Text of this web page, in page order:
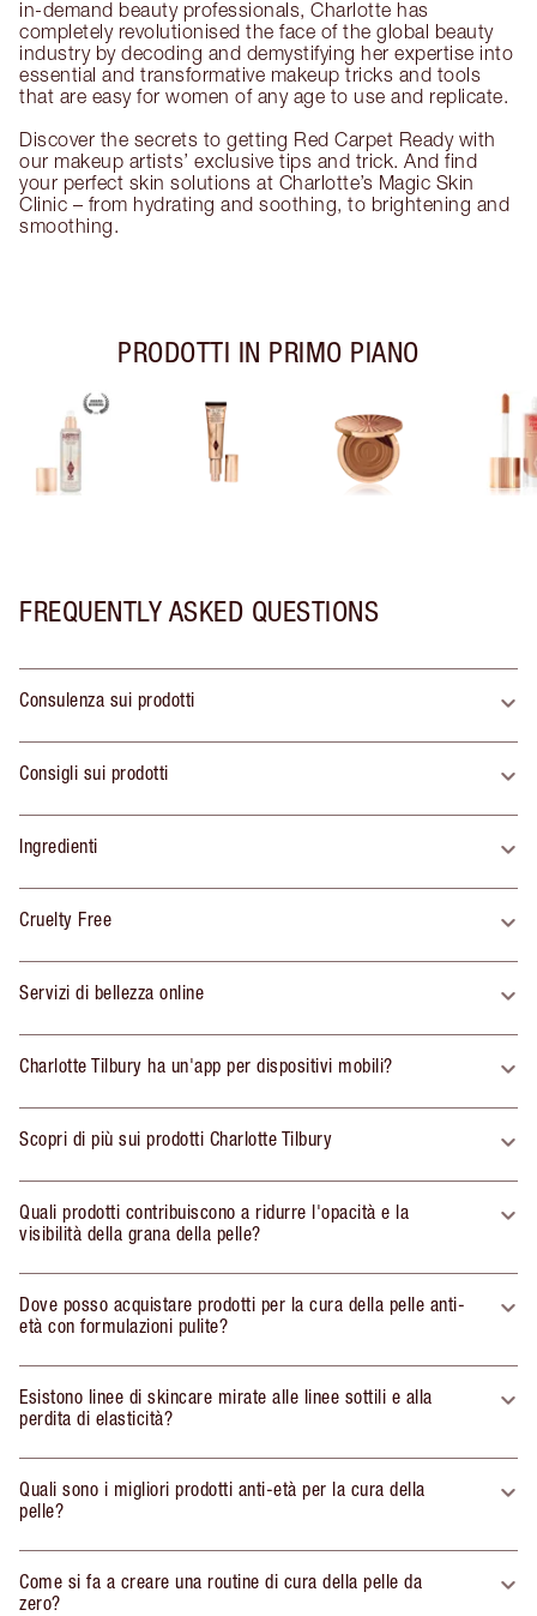
in-demand beauty professionals, Charlotte has
completely revolutionised the face of the global beauty
industry by decoding and demystifying her expertise into
essential and transformative makeup tricks and tools
that are easy for women of any age to use and replicate.
Discover the secrets to getting Red Carpet Ready with
our makeup artists’ exclusive tips and trick. And find
your perfect skin solutions at Charlotte’s Magic Skin
Clinic – from hydrating and soothing, to brightening and
smoothing.
PRODOTTI IN PRIMO PIANO
FREQUENTLY ASKED QUESTIONS
Consulenza sui prodotti
Consigli sui prodotti
Ingredienti
Cruelty Free
Servizi di bellezza online
Charlotte Tilbury ha un'app per dispositivi mobili?
Scopri di più sui prodotti Charlotte Tilbury
Quali prodotti contribuiscono a ridurre l'opacità e la
visibilità della grana della pelle?
Dove posso acquistare prodotti per la cura della pelle anti-
età con formulazioni pulite?
Esistono linee di skincare mirate alle linee sottili e alla
perdita di elasticità?
Quali sono i migliori prodotti anti-età per la cura della
pelle?
Come si fa a creare una routine di cura della pelle da
zero?